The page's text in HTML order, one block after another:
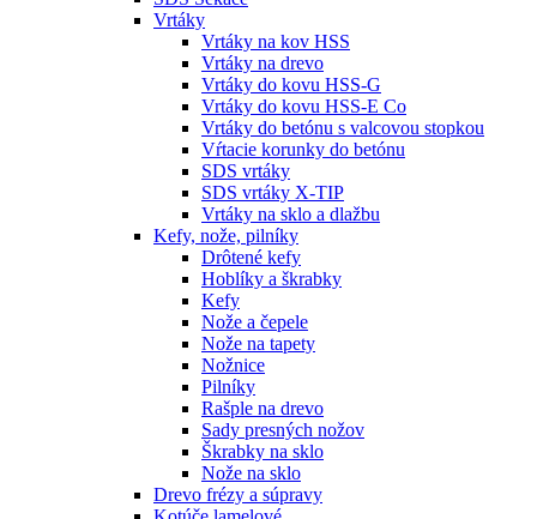
Vrtáky
Vrtáky na kov HSS
Vrtáky na drevo
Vrtáky do kovu HSS-G
Vrtáky do kovu HSS-E Co
Vrtáky do betónu s valcovou stopkou
Vŕtacie korunky do betónu
SDS vrtáky
SDS vrtáky X-TIP
Vrtáky na sklo a dlažbu
Kefy, nože, pilníky
Drôtené kefy
Hoblíky a škrabky
Kefy
Nože a čepele
Nože na tapety
Nožnice
Pilníky
Rašple na drevo
Sady presných nožov
Škrabky na sklo
Nože na sklo
Drevo frézy a súpravy